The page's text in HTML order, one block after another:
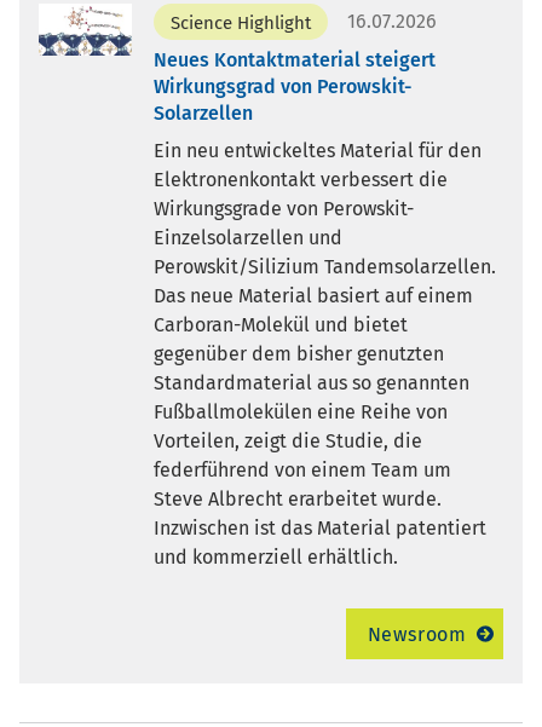
Science Highlight
16.07.2026
Neues Kontaktmaterial steigert
Wirkungsgrad von Perowskit-
Solarzellen
Ein neu entwickeltes Material für den
Elektronenkontakt verbessert die
Wirkungsgrade von Perowskit-
Einzelsolarzellen und
Perowskit/Silizium Tandemsolarzellen.
Das neue Material basiert auf einem
Carboran-Molekül und bietet
gegenüber dem bisher genutzten
Standardmaterial aus so genannten
Fußballmolekülen eine Reihe von
Vorteilen, zeigt die Studie, die
federführend von einem Team um
Steve Albrecht erarbeitet wurde.
Inzwischen ist das Material patentiert
und kommerziell erhältlich.
Newsroom